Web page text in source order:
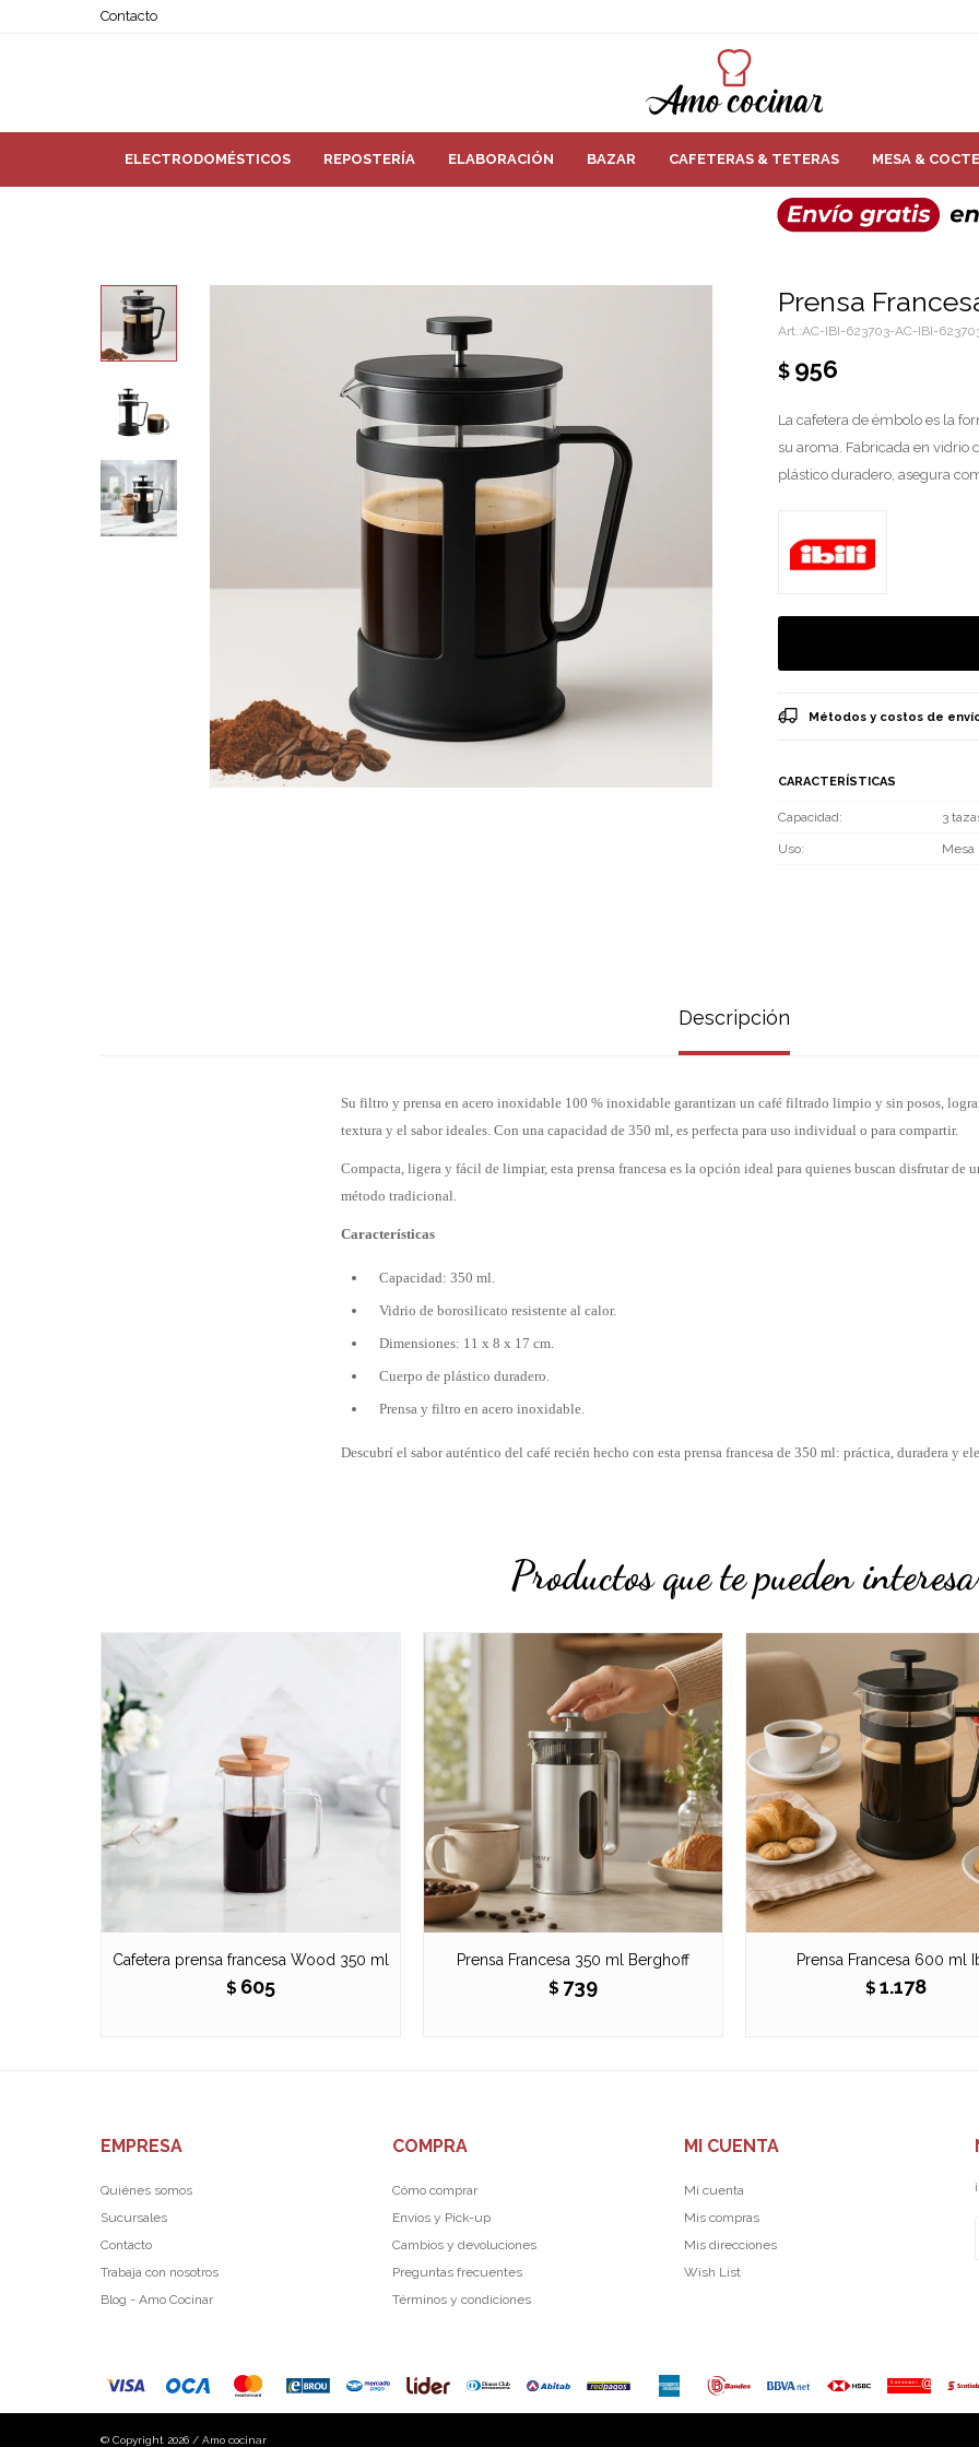
ELECTRODOMÉSTICOS REPOSTERÍA ELABORACIÓN BAZAR CAFETERAS & TETERAS MESA &
Contacto
Prensa
AC-IBI-623703-AC-IBI-
$ 956
La cafetera de émbolo es la
su aroma. Fabricada en vidrio
plástico duradero, asegura
Métodos y costos de
CARACTERÍSTICAS
Capacidad 3
Uso Mesa
Descripción
Su filtro y prensa en acero inoxidable 100 % inoxidable garantizan un café filtrado limpio y sin posos,
textura y el sabor ideales. Con una capacidad de 350 ml, es perfecta para uso individual o para compartir.
Compacta, ligera y fácil de limpiar, esta prensa francesa es la opción ideal para quienes buscan disfrutar de
método tradicional.
Características
Capacidad: 350 ml.
Vidrio de borosilicato resistente al calor.
Dimensiones: 11 x 8 x 17 cm.
Cuerpo de plástico duradero.
Prensa y filtro en acero inoxidable.
Descubrí el sabor auténtico del café recién hecho con esta prensa francesa de 350 ml: práctica, duradera y
Productos que te pueden
Cafetera prensa francesa Wood 350 ml
$ 605
Prensa Francesa 350 ml Berghoff
$ 739
Prensa Francesa 600 ml
$ 1.178
EMPRESA
Quiénes somos
Sucursales
Contacto
Trabaja con nosotros
Blog - Amo Cocinar
COMPRA
Cómo comprar
Envíos y Pick-up
Cambios y devoluciones
Preguntas frecuentes
Términos y condiciones
MI CUENTA
Mi cuenta
Mis compras
Mis direcciones
Wish List
© Copyright 2026 / Amo cocinar